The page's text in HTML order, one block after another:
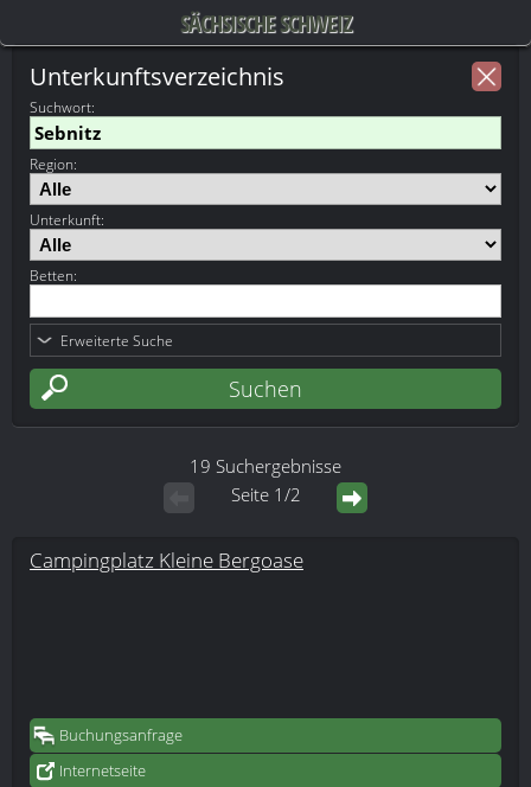
SÄCHSISCHE SCHWEIZ
Unterkunftsverzeichnis
Suchwort:
Region:
Unterkunft:
Betten:
Erweiterte Suche
19 Suchergebnisse
Seite 1/2
Campingplatz Kleine Bergoase
Buchungsanfrage
Internetseite